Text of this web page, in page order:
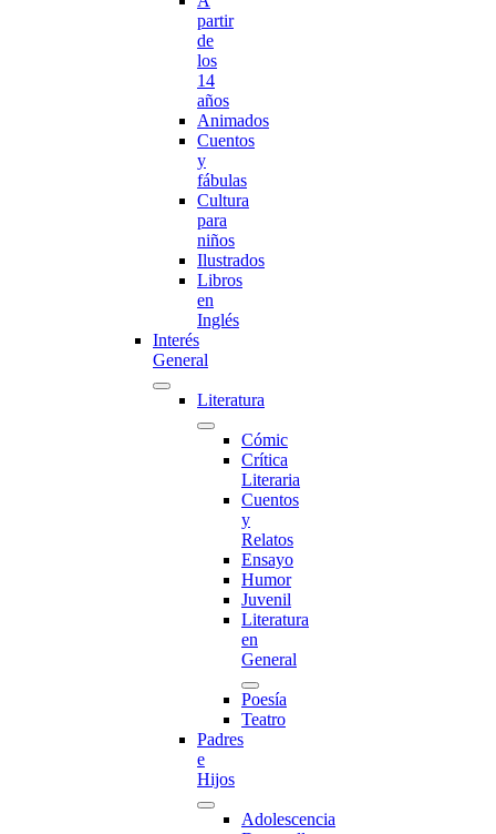
partir
de
los
14
años
Animados
Cuentos
y
fábulas
Cultura
para
niños
Ilustrados
Libros
en
Inglés
Interés
General
Literatura
Cómic
Crítica
Literaria
Cuentos
y
Relatos
Ensayo
Humor
Juvenil
Literatura
en
General
Poesía
Teatro
Padres
e
Hijos
Adolescencia